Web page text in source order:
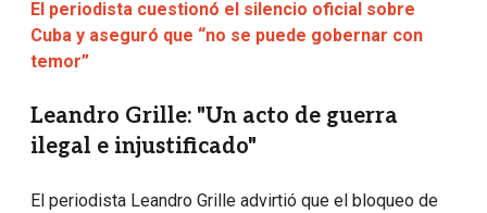
El periodista cuestionó el silencio oficial sobre
Cuba y aseguró que “no se puede gobernar con
temor”
Leandro Grille: "Un acto de guerra
ilegal e injustificado"
El periodista Leandro Grille advirtió que el bloqueo de